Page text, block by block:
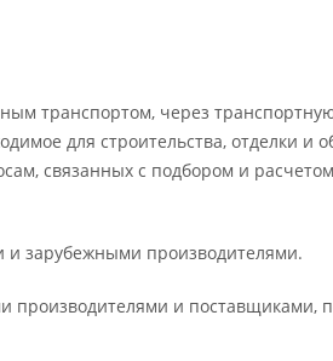
транспортом, через
для строительства, отделки и
связанных с подбором и
и зарубежными производителями.
производителями и поставщиками,